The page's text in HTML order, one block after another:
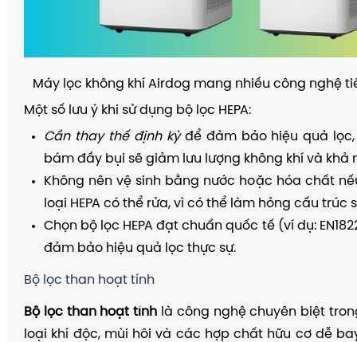
Máy lọc không khí Airdog mang nhiều công nghệ
Một số lưu ý khi sử dụng bộ lọc HEPA:
Cần thay thế định kỳđể đảm bảo hiệu quả
bám đầy bụi sẽ giảm lưu lượng không khí và khả
Không nên vệ sinh bằng nước hoặc hóa chất
loại HEPA có thể rửa, vì có thể làm hỏng cấu trúc
Chọn bộ lọc HEPA đạt chuẩn quốc tế (ví dụ:
đảm bảo hiệu quả lọc thực sự.
Bộ lọc than hoạt tính
Bộ lọc than hoạt tính là công nghệ chuyên biệt
loại khí độc, mùi hôi và các hợp chất hữu cơ dễ